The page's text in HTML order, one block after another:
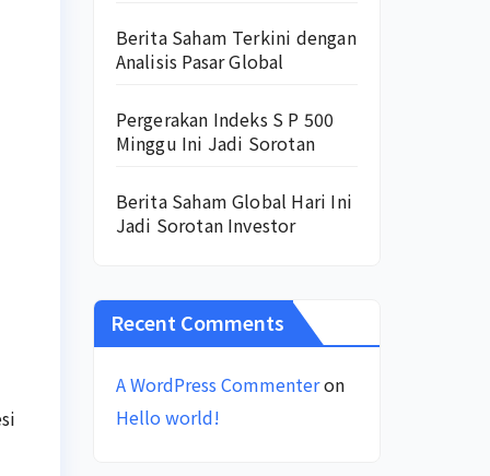
Berita Saham Terkini dengan
Analisis Pasar Global
Pergerakan Indeks S P 500
Minggu Ini Jadi Sorotan
Berita Saham Global Hari Ini
Jadi Sorotan Investor
Recent Comments
A WordPress Commenteron
Hello world!